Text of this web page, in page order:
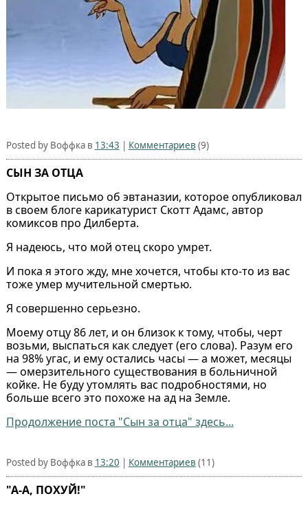
Posted by Воффка в 13:43 | Комментариев (9)
СЫН ЗА ОТЦА
Открытое письмо об эвтаназии, которое опубликовал
в своем блоге карикатурист Скотт Адамс, автор
комиксов про Дилберта.
Я надеюсь, что мой отец скоро умрет.
И пока я этого жду, мне хочется, чтобы кто-то из вас
тоже умер мучительной смертью.
Я совершенно серьезно.
Моему отцу 86 лет, и он близок к тому, чтобы, черт
возьми, выспаться как следует (его слова). Разум его
на 98% угас, и ему остались часы — а может, месяцы
— омерзительного существования в больничной
койке. Не буду утомлять вас подробностями, но
больше всего это похоже на ад на Земле.
Продолжение поста "Сын за отца" здесь...
Posted by Воффка в 13:20 | Комментариев (11)
"А-А, ПОХУЙ!"